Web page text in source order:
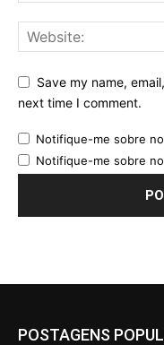
Save my name,
next time I comment.
Notifique-me sobre
Notifique-me sobre
POSTAGENS